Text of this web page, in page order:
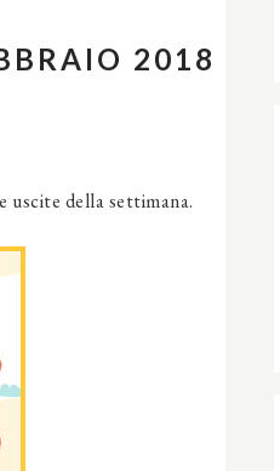
2018
uscite della settimana.